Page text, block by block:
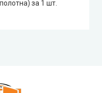
за 1 шт.